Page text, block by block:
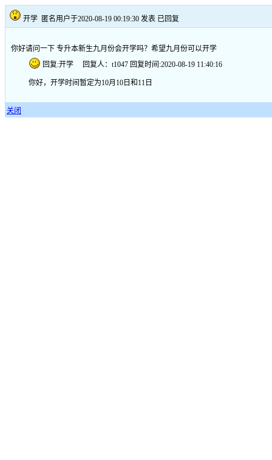
开学 匿名用户于2020-08-19 00:19:30 发表 已回复
你好请问一下 专升本新生九月份会开学吗？希望九月份可以开学
回复:开学 回复人：t1047 回复时间:2020-08-19 11:40:16
你好，开学时间暂定为10月10日和11日
关闭